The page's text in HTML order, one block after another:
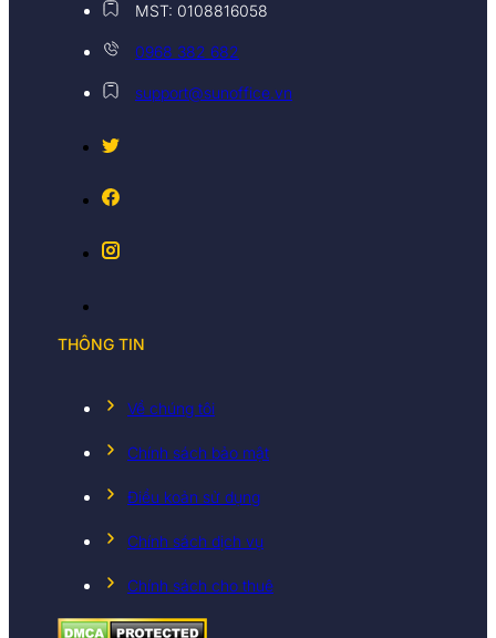
MST: 0108816058
0968 382 682
support@sunoffice.vn
THÔNG TIN
Về chúng tôi
Chính sách bảo mật
Điều koản sử dụng
Chính sách dịch vụ
Chính sách cho thuê